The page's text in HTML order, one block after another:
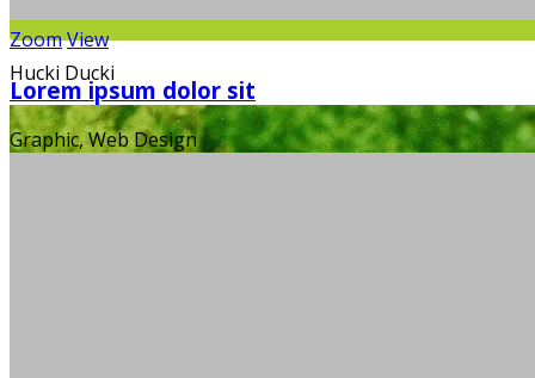
Hucki Ducki
ZoomView
Lorem ipsum dolor sit
Graphic, Web Design